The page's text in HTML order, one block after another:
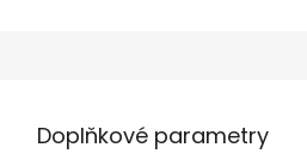
Doplňkové parametry